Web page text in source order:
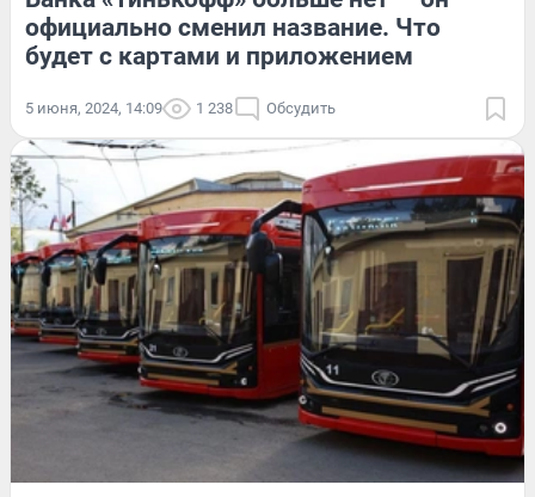
официально сменил название. Что
будет с картами и приложением
5 июня, 2024, 14:09 1 238 Обсудить